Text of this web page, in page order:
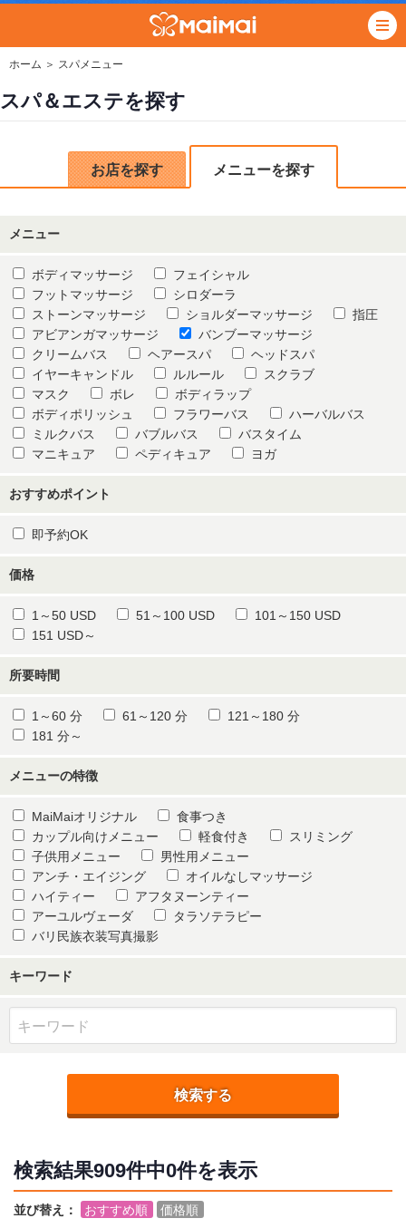
ホーム ＞ スパメニュー
スパ＆エステを探す
お店を探す メニューを探す
メニュー
ボディマッサージ
フェイシャル
フットマッサージ
シロダーラ
ストーンマッサージ
ショルダーマッサージ
指圧
アビアンガマッサージ
バンブーマッサージ
クリームバス
ヘアースパ
ヘッドスパ
イヤーキャンドル
ルルール
スクラブ
マスク
ボレ
ボディラップ
ボディポリッシュ
フラワーバス
ハーバルバス
ミルクバス
バブルバス
バスタイム
マニキュア
ペディキュア ヨガ
おすすめポイント
即予約OK
価格
1～50 USD 51～100 USD
101～150 USD
151 USD～
所要時間
1～60 分 61～120 分
121～180 分
181 分～
メニューの特徴
MaiMaiオリジナル
食事つき
カップル向けメニュー
軽食付き
スリミング
子供用メニュー
男性用メニュー
アンチ・エイジング
オイルなしマッサージ
ハイティー
アフタヌーンティー
アーユルヴェーダ
タラソテラピー
バリ民族衣装写真撮影
キーワード
検索する
検索結果909件中0件を表示
並び替え： おすすめ順 価格順